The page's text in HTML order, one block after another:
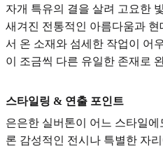
자개 특유의 결을 살려 고요한
새겨진 전통적인 아름다움과 현
서 온 소재와 섬세한 작업이 어
이 조금씩 다른 유일한 존재로
스타일링 & 연출 포인트
은은한 실버톤이 어느 스타일
론 감성적인 전시나 특별한 자